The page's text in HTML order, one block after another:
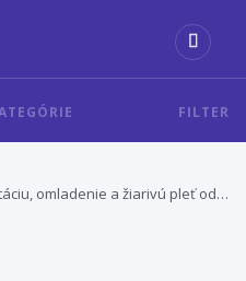
FILTER
omladenie a žiarivú pleť od…